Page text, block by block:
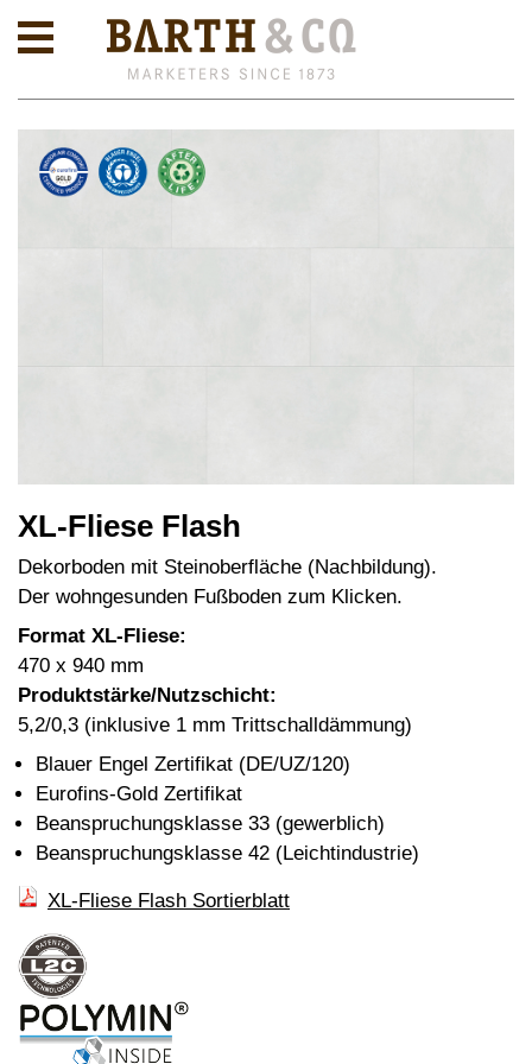
XL-Fliese Flash
Dekorboden mit Steinoberfläche (Nachbildung).
Der wohngesunden Fußboden zum Klicken.
Format XL-Fliese:
470 x 940 mm
Produktstärke/Nutzschicht:
5,2/0,3 (inklusive 1 mm Trittschalldämmung)
Blauer Engel Zertifikat (DE/UZ/120)
Eurofins-Gold Zertifikat
Beanspruchungsklasse 33 (gewerblich)
Beanspruchungsklasse 42 (Leichtindustrie)
XL-Fliese Flash Sortierblatt